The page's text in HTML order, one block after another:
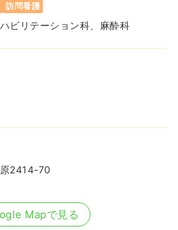
訪問看護
ビリテーション科、麻酔科
2414-70
Mapで見る